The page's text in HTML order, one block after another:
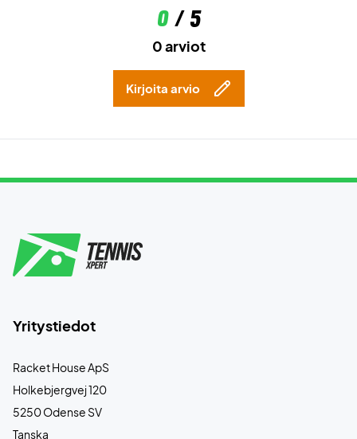
0/ 5
0 arviot
Kirjoita arvio
Yritystiedot
Racket House ApS
Holkebjergvej 120
5250 Odense SV
Tanska